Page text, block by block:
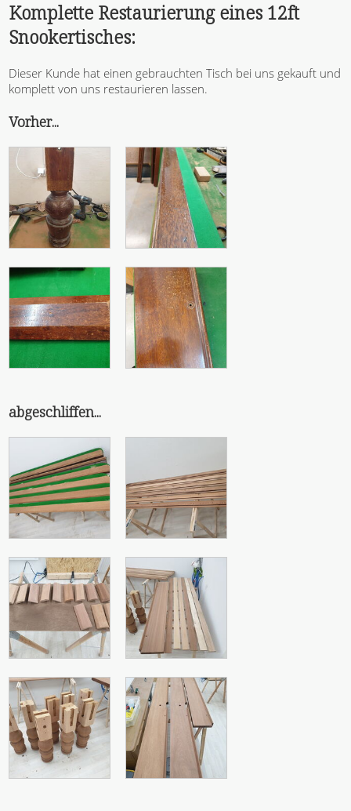
Komplette Restaurierung eines 12ft
Snookertisches:
Dieser Kunde hat einen gebrauchten Tisch bei uns gekauft und
komplett von uns restaurieren lassen.
Vorher...
abgeschliffen...